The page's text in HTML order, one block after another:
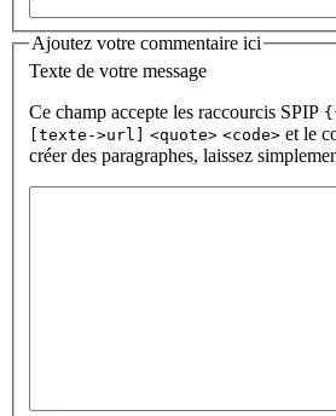
Ajoutez votre commentaire ici
Texte de votre message
Ce champ accepte les raccourcis SPIP
[texte->url]
<quote> <code> et le
créer des paragraphes, laissez